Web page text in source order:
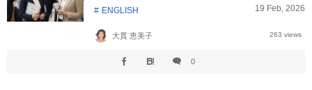
ENGLISH 19 Feb 2026
大貫 恵美子 263 views
0